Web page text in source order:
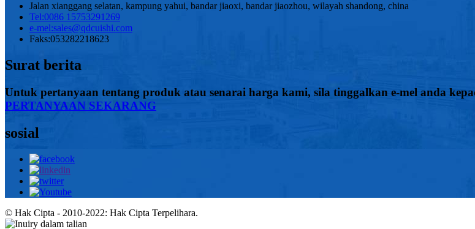
Jalan xianggang selatan, kampung yahui, bandar jiaoxi, bandar jiaozhou, wilayah shandong, china
Tel:0086 15753291269
e-mel:sales@qdcuishi.com
Faks:053282218623
Surat berita
Untuk pertanyaan tentang produk atau senarai harga kami, sila tinggalkan e-mel anda
PERTANYAAN SEKARANG
sosial
© Hak Cipta - 2010-2022: Hak Cipta Terpelihara.